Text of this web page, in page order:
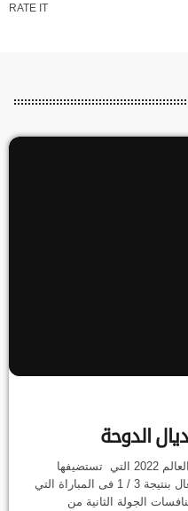
RATE IT
الدوحة
ودع المنتخب القطرى منافسات كأس العالم 2022 التي تستضيفها
الدوحة بعد الخسارة أمام منتخب السنغال بنتيجة 3 / 1 فى المباراة التي
الجولة الثانية من